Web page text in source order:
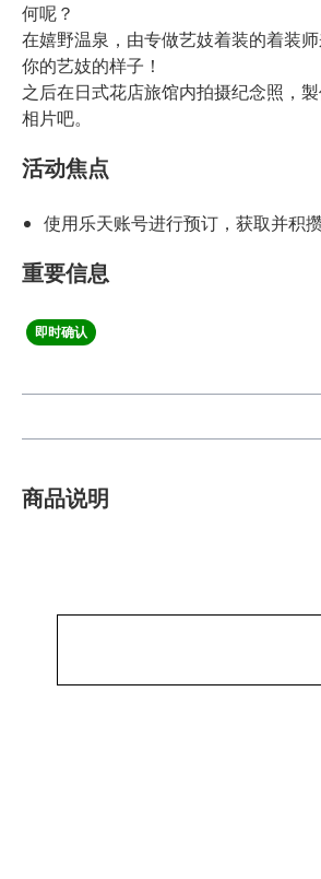
何呢？
在嬉野温泉，由专做艺妓着装的着装
你的艺妓的样子！
之后在日式花店旅馆内拍摄纪念照，
相片吧。
活动焦点
使用乐天账号进行预订，获取并积
重要信息
即时确认
商品说明